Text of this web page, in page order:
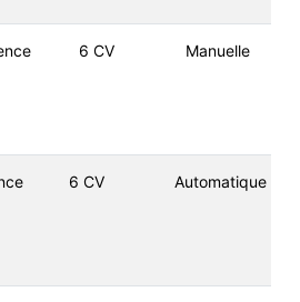
6 CV Manuelle
6 CV Automatique